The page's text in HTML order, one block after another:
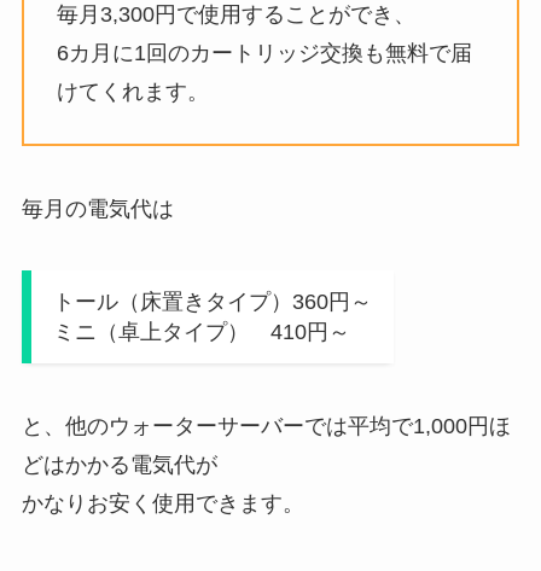
毎月3,300円で使用することができ、
6カ月に1回のカートリッジ交換も無料で届
けてくれます。
毎月の電気代は
トール（床置きタイプ）360円～
ミニ（卓上タイプ） 410円～
と、他のウォーターサーバーでは平均で1,000円ほ
どはかかる電気代が
かなりお安く使用できます。